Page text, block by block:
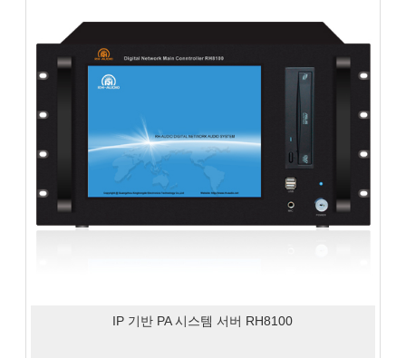
IP 기반 PA 시스템 서버 RH8100